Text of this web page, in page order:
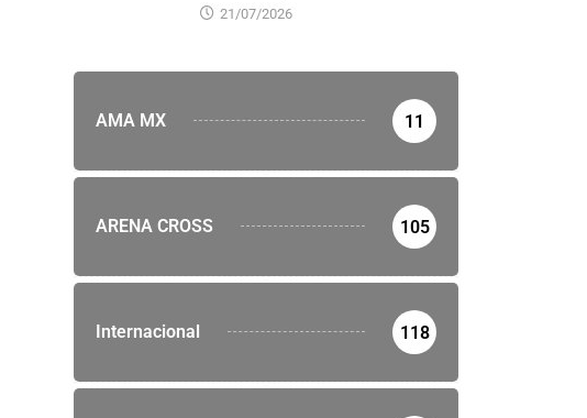
21/07/2026
AMA MX 11
ARENA CROSS 105
Internacional 118